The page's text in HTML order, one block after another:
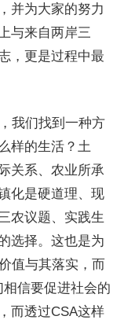
并为大家的努力
与来自两岸三
，更是过程中最
我们找到一种方
样的生活？土
关系、农业所承
化是硬道理、现
农议题、实践生
选择。这也是为
值与其落实，而
相信要促进社会的
而透过CSA这样